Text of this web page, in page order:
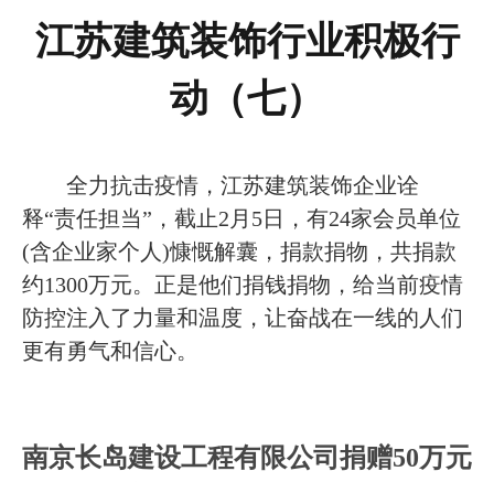
江苏建筑装饰行业积极行
动（七）
全力抗击疫情，江苏建筑装饰企业诠
释“责任担当”，截止2月 5日，有24家会员单位
(含企业家个人)慷慨解囊，捐款捐物，共捐款
约1300万元。正是他们捐钱捐物，给当前疫情
防控注入了力量和温度，让奋战在一线的人们
更有勇气和信心。
南京长岛建设工程有限公司捐赠50万元